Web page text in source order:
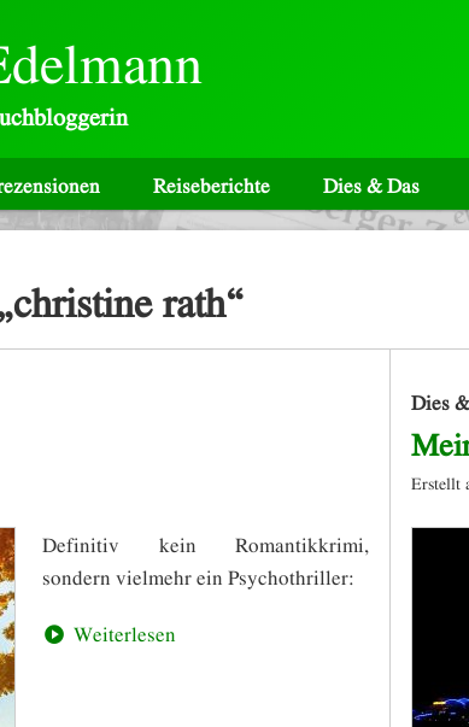
Reiseberichte Dies & Das
rath“
Definitiv kein Romantikkrimi,
sondern vielmehr ein Psychothriller:
Weiterlesen
Dies
Erstellt